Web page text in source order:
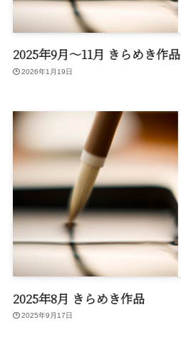
2025年9月〜11月 きらめき作品
2026年1月19日
2025年8月 きらめき作品
2025年9月17日